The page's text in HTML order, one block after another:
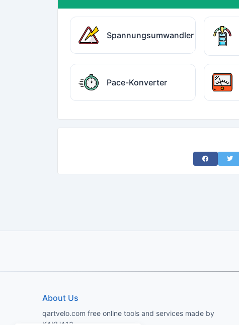
Spannungsumwandler
Pace-Konverter
Share on
About Us
qartvelo.com free online tools and services made by